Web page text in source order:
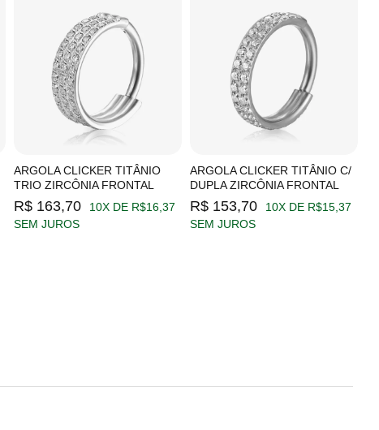
ARGOLA CLICKER TITÂNIO
TRIO ZIRCÔNIA FRONTAL
R$ 163,70
10X DE R$16,37
SEM JUROS
ARGOLA CLICKER TITÂNIO C/
DUPLA ZIRCÔNIA FRONTAL
R$ 153,70
10X DE R$15,37
SEM JUROS